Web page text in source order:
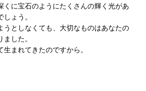
くに宝石のようにたくさんの輝く光があ
ょう。
うとしなくても、大切なものはあなたの
した。
まれてきたのですから。